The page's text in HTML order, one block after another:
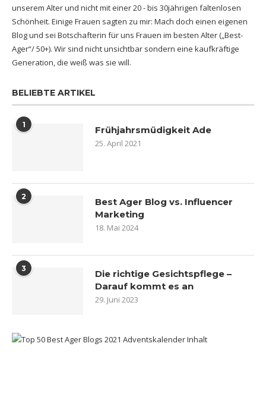
unserem Alter und nicht mit einer 20 - bis 30jährigen faltenlosen
Schönheit. Einige Frauen sagten zu mir: Mach doch einen eigenen
Blog und sei Botschafterin für uns Frauen im besten Alter („Best-
Ager“/ 50+). Wir sind nicht unsichtbar sondern eine kaufkräftige
Generation, die weiß was sie will.
BELIEBTE ARTIKEL
1 Frühjahrsmüdigkeit Ade
25. April 2021
2
Best Ager Blog vs. Influencer
Marketing
18. Mai 2024
3
Die richtige Gesichtspflege –
Darauf kommt es an
29. Juni 2023